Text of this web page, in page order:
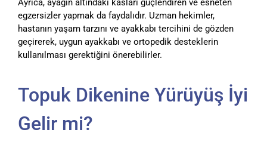
Ayrıca, ayağın altındaki kasları güçlendiren ve esneten
egzersizler yapmak da faydalıdır. Uzman hekimler,
hastanın yaşam tarzını ve ayakkabı tercihini de gözden
geçirerek, uygun ayakkabı ve ortopedik desteklerin
kullanılması gerektiğini önerebilirler.
Topuk Dikenine Yürüyüş İyi
Gelir mi?